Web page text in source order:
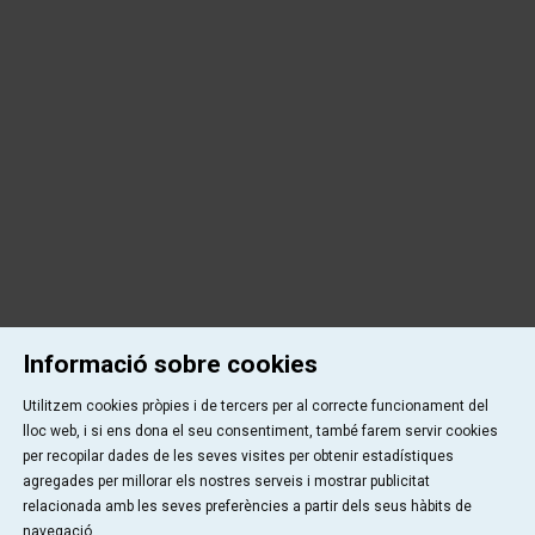
Informació sobre cookies
Utilitzem cookies pròpies i de tercers per al correcte funcionament del
lloc web, i si ens dona el seu consentiment, també farem servir cookies
per recopilar dades de les seves visites per obtenir estadístiques
agregades per millorar els nostres serveis i mostrar publicitat
relacionada amb les seves preferències a partir dels seus hàbits de
navegació.